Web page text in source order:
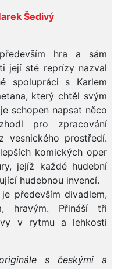
Šedivý
hra a sám
její sté reprízy nazval
spolupráci s Karlem
který chtěl svým
schopen napsat něco
pro zpracování
vesnického prostředí.
komických oper
jejíž každé hudební
hudebnou invencí.
je především divadlem,
hravým. Přináší tři
v rytmu a lehkosti
s českými a